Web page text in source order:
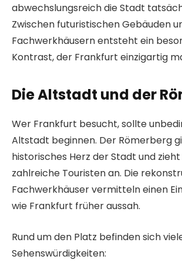
abwechslungsreich die Stadt
Zwischen futuristischen Gebäuden
Fachwerkhäusern entsteht ein
Kontrast, der Frankfurt einzigartig
Die Altstadt und der
Wer Frankfurt besucht, sollte
Altstadt beginnen. Der Römerberg
historisches Herz der Stadt und
zahlreiche Touristen an. Die
Fachwerkhäuser vermitteln einen
wie Frankfurt früher aussah.
Rund um den Platz befinden sich
Sehenswürdigkeiten: